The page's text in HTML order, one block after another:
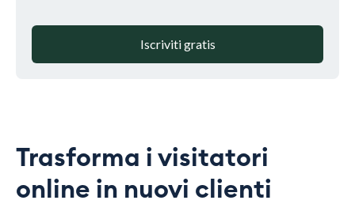
Iscriviti gratis
Trasforma i visitatori
online in nuovi clienti